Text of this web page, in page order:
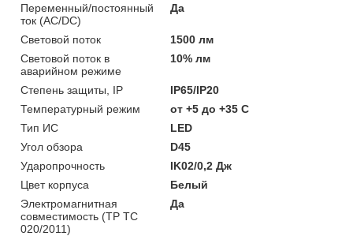
Переменный/постоянный
ток (AC/DC)
Да
Световой поток
1500 лм
Световой поток в
аварийном режиме
10% лм
Степень защиты, IP
IP65/IP20
Температурный режим
от +5 до +35 C
Тип ИС
LED
Угол обзора
D45
Ударопрочность
IK02/0,2 Дж
Цвет корпуса
Белый
Электромагнитная
совместимость (ТР ТС
020/2011)
Да